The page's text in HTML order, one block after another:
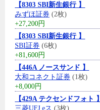
【8303 SBI新生銀行 】
みずほ証券 (2枚)
+27,200円
【8303 SBI新生銀行 】
SBI証券 (6枚)
+81,600円
【446A ノースサンド 】
大和コネクト証券 (1枚)
+8,000円
【429A テクセンドフォト 】
三菱UFJ eス (3枚)